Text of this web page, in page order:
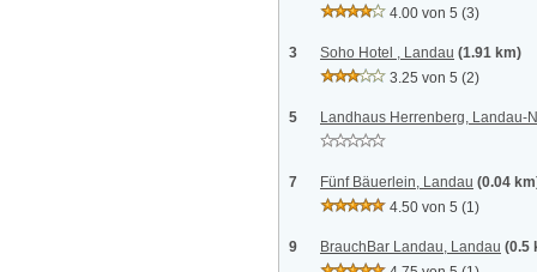
4.00 von 5 (3)
3 Soho Hotel , Landau (1.91 km)
3.25 von 5 (2)
5 Landhaus Herrenberg, Landau-
7 Fünf Bäuerlein, Landau (0.04
4.50 von 5 (1)
9 BrauchBar Landau, Landau (0.5